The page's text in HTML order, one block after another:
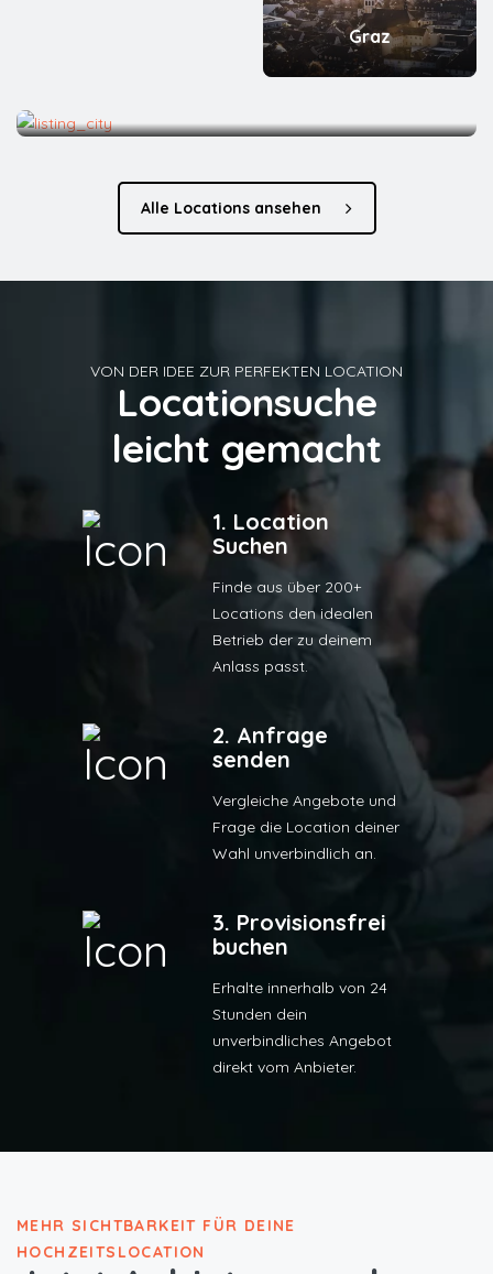
Graz
Alle Locations ansehen
VON DER IDEE ZUR PERFEKTEN LOCATION
Locationsuche
leicht gemacht
1. Location
Suchen
Finde aus über 200+
Locations den idealen
Betrieb der zu deinem
Anlass passt.
2. Anfrage
senden
Vergleiche Angebote und
Frage die Location deiner
Wahl unverbindlich an.
3. Provisionsfrei
buchen
Erhalte innerhalb von 24
Stunden dein
unverbindliches Angebot
direkt vom Anbieter.
MEHR SICHTBARKEIT FÜR DEINE
HOCHZEITSLOCATION